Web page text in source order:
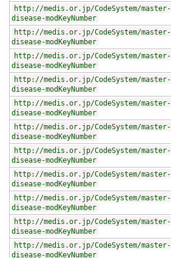
http://medis.or.jp/CodeSystem/master-
disease-modKeyNumber
http://medis.or.jp/CodeSystem/master-
disease-modKeyNumber
http://medis.or.jp/CodeSystem/master-
disease-modKeyNumber
http://medis.or.jp/CodeSystem/master-
disease-modKeyNumber
http://medis.or.jp/CodeSystem/master-
disease-modKeyNumber
http://medis.or.jp/CodeSystem/master-
disease-modKeyNumber
http://medis.or.jp/CodeSystem/master-
disease-modKeyNumber
http://medis.or.jp/CodeSystem/master-
disease-modKeyNumber
http://medis.or.jp/CodeSystem/master-
disease-modKeyNumber
http://medis.or.jp/CodeSystem/master-
disease-modKeyNumber
http://medis.or.jp/CodeSystem/master-
disease-modKeyNumber